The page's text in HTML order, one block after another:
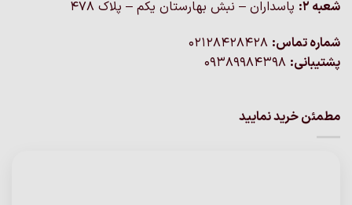
شعبه 2:
پاسداران – نبش بهارستان یکم – پلاک ۴۷۸
شماره تماس:
پشتیبانی:
مطمئن خرید نمایید